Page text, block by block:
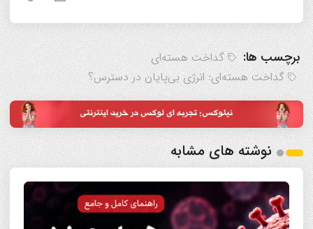
برچسب ها:
گداخت هسته‌ای
گداخت هسته‌ای: انرژی بی‌پایان در دسترس؟
نوشته های مشابه